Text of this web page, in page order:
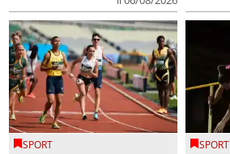
SPORT SPORT